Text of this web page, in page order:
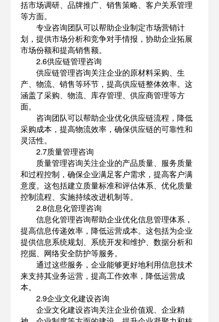
括市场调研、品牌推广、销售策略、客户关系管理
等方面。
专业咨询团队可以帮助企业制定市场营销计
划，提供市场分析和竞争对手情报，协助企业拓展
市场份额和提高销售额。
2.6供应链管理咨询
供应链管理咨询关注企业的原材料采购、生
产、物流、销售等环节，提高供应链整体效率。这
涵盖了采购、物流、库存管理、供应商管理等方
面。
咨询团队可以帮助企业优化供应链流程，降低
采购成本，提高物流效率，确保供应链的可靠性和
灵活性。
2.7质量管理咨询
质量管理咨询关注企业的产品质量、服务质量
和过程控制，确保企业满足客户需求，提高客户满
意度。这包括建立质量标准和评估体系、优化质量
控制流程、实施持续改进机制等。
2.8信息化管理咨询
信息化管理咨询帮助企业优化信息管理体系，
提高信息传递效率，降低运营成本。这包括为企业
提供信息系统规划、系统开发和维护、数据分析和
挖掘、网络安全防护等服务。
通过这些服务，企业能够更好地利用信息技术
来支持其业务运营，提高工作效率，降低运营成
本。
2.9企业文化建设咨询
企业文化建设咨询关注企业价值观、企业精